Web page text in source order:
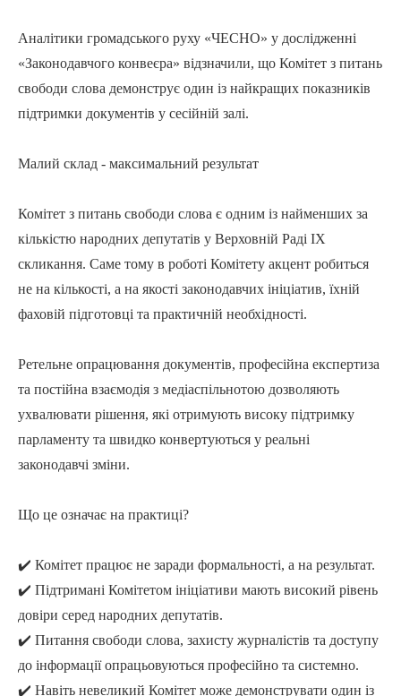
Аналітики громадського руху «ЧЕСНО» у дослідженні
«Законодавчого конвеєра» відзначили, що Комітет з питань
свободи слова демонструє один із найкращих показників
підтримки документів у сесійній залі.
Малий склад - максимальний результат
Комітет з питань свободи слова є одним із найменших за
кількістю народних депутатів у Верховній Раді IX
скликання. Саме тому в роботі Комітету акцент робиться
не на кількості, а на якості законодавчих ініціатив, їхній
фаховій підготовці та практичній необхідності.
Ретельне опрацювання документів, професійна експертиза
та постійна взаємодія з медіаспільнотою дозволяють
ухвалювати рішення, які отримують високу підтримку
парламенту та швидко конвертуються у реальні
законодавчі зміни.
Що це означає на практиці?
✔️ Комітет працює не заради формальності, а на результат.
✔️ Підтримані Комітетом ініціативи мають високий рівень
довіри серед народних депутатів.
✔️ Питання свободи слова, захисту журналістів та доступу
до інформації опрацьовуються професійно та системно.
✔️ Навіть невеликий Комітет може демонструвати один із